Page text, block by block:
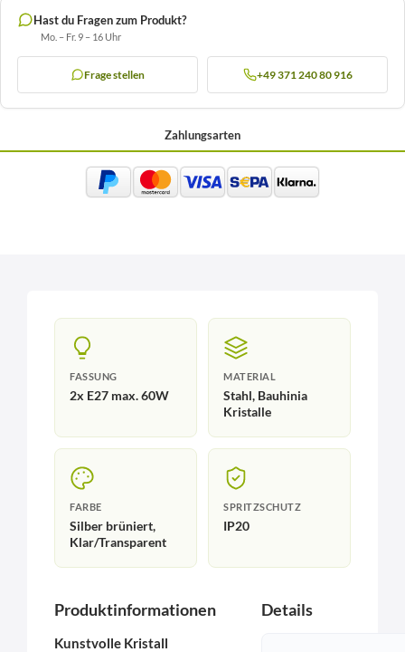
Hast du Fragen zum Produkt?
Mo. – Fr. 9 – 16 Uhr
Frage stellen +49 371 240 80 916
Zahlungsarten
FASSUNG
2x E27 max. 60W
MATERIAL
Stahl, Bauhinia
Kristalle
FARBE
Silber brüniert,
Klar/Transparent
SPRITZSCHUTZ
IP20
Produktinformationen
Kunstvolle Kristall
Details